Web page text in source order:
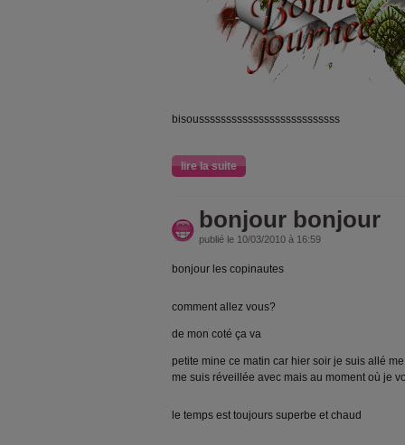
bisoussssssssssssssssssssssssss
lire la suite
bonjour bonjour
publié le 10/03/2010 à 16:59
bonjour les copinautes
comment allez vous?
de mon coté ça va
petite mine ce matin car hier soir je suis allé
me suis réveillée avec mais au moment où je
le temps est toujours superbe et chaud